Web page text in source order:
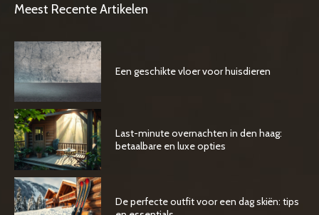
Meest Recente Artikelen
Een geschikte vloer voor huisdieren
Last-minute overnachten in den haag:
betaalbare en luxe opties
De perfecte outfit voor een dag skiën: tips